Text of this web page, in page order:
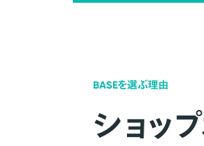
BASEを選ぶ理由
ショッ